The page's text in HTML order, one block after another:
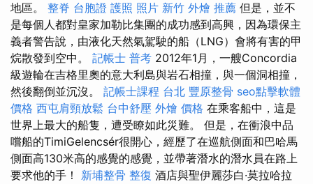
地區。 整脊 台胞證 護照 照片 新竹 外燴 推薦 但是，並不
是每個人都對皇家加勒比集團的成功感到高興，因為環保主
義者警告說，由液化天然氣駕駛的船（LNG）會將有害的甲
烷散發到空中。 記帳士 普考 2012年1月，一艘Concordia
級遊輪在吉格里奧的意大利島與岩石相撞，與一個洞相撞，
然後翻倒並沉沒。 記帳士課程 台北 豐原整骨 seo點擊軟體
價格 西屯肩頸放鬆 台中舒壓 外燴 價格 在乘客船中，這是
世界上最大的船隻，遭受瞭如此災難。 但是，在衝浪中品
嚐船的TimiGelencsér很開心，經歷了在巡航側面和巴哈馬
側面高130米高的感覺的感覺，並帶著潛水的潛水員在路上
要求他的手！ 新埔整骨 整復 酒店與聖伊麗莎白·莫拉哈拉